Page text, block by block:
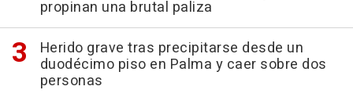
propinan una brutal paliza
Herido grave tras precipitarse desde un
duodécimo piso en Palma y caer sobre dos
personas